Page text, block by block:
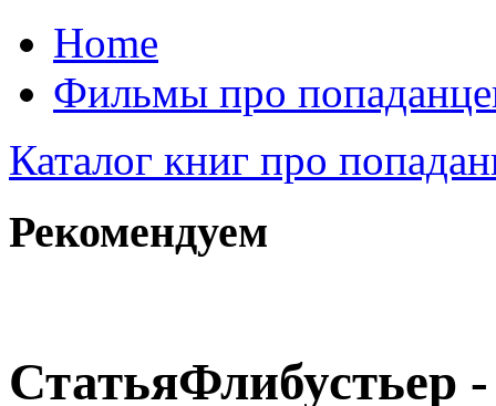
Home
Фильмы про
Каталог книг про
Рекомендуем
СтатьяФлибустьер